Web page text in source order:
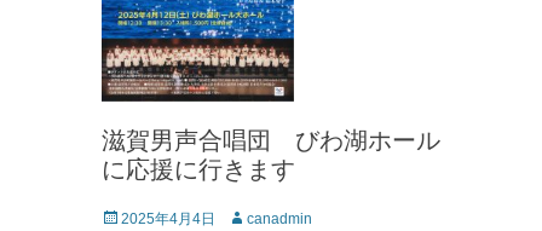
滋賀男声合唱団 びわ湖ホール
に応援に行きます
投 2025年4月4日
投 canadmin